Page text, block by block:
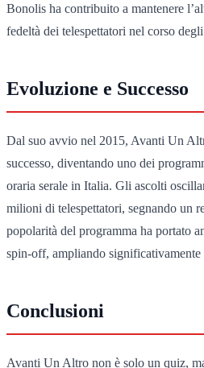
Bonolis ha contribuito a mantenere
fedeltà dei telespettatori nel corso
Evoluzione e Successo
Dal suo avvio nel 2015, Avanti Un
successo, diventando uno dei
oraria serale in Italia. Gli ascolti
milioni di telespettatori, segnando un
popolarità del programma ha portato
spin-off, ampliando significativamente
Conclusioni
Avanti Un Altro non è solo un quiz,